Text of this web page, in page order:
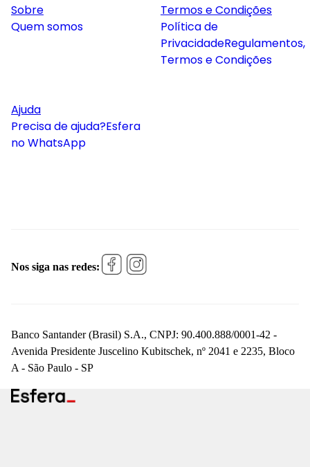
Sobre
Quem somos
Termos e Condições
Política de
PrivacidadeRegulamentos,
Termos e Condições
Ajuda
Precisa de ajuda?Esfera
no WhatsApp
Nos siga nas redes:
Banco Santander (Brasil) S.A., CNPJ: 90.400.888/0001-42 -
Avenida Presidente Juscelino Kubitschek, nº 2041 e 2235, Bloco
A - São Paulo - SP